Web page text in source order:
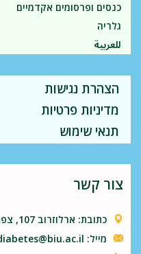
כנסים ופרסומים אקדמיים
גלריה
للعربية
הצהרת נגישות
מדיניות פרטיות
תנאי שימוש
צור קשר
כתובת: ארלוזרוב 107, צפת
מייל: medicine.diabetes@biu.ac.il